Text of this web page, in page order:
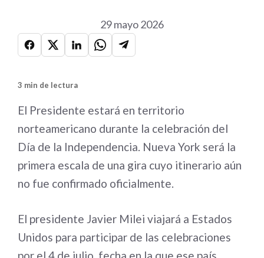
29 mayo 2026
3 min de lectura
El Presidente estará en territorio
norteamericano durante la celebración del
Día de la Independencia. Nueva York será la
primera escala de una gira cuyo itinerario aún
no fue confirmado oficialmente.
El presidente Javier Milei viajará a Estados
Unidos para participar de las celebraciones
por el 4 de julio, fecha en la que ese país